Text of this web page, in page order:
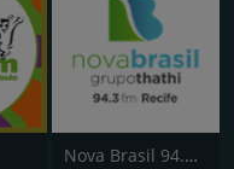
Nova Brasil 94.3 FM